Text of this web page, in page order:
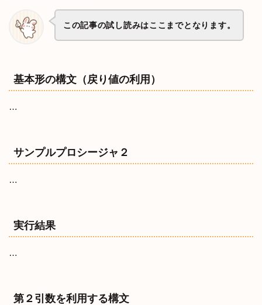
この記事の試し読みはここまでとなります。
基本形の構文（戻り値の利用）
…
サンプルプロシージャ２
…
実行結果
…
第２引数を利用する構文